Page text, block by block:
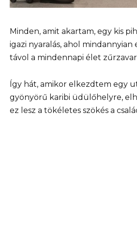
Minden, amit akartam, egy kis
igazi nyaralás, ahol
távol a mindennapi élet
Így hát, amikor elkezdtem egy
gyönyörű karibi üdülőhelyre,
ez lesz a tökéletes szökés a